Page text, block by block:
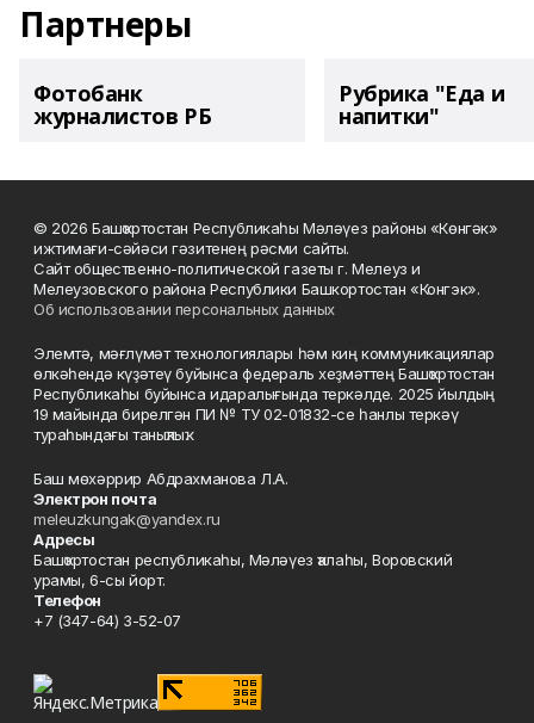
Партнеры
Фотобанк
журналистов РБ
Рубрика "Еда и
напитки"
© 2026 Башҡортостан Республикаһы Мәләүез районы «Көнгәк»
ижтимағи-сәйәси гәзитенең рәсми сайты.
Сайт общественно-политической газеты г. Мелеуз и
Мелеузовского района Республики Башкортостан «Конгэк».
Об использовании персональных данных
Элемтә, мәғлүмәт технологиялары һәм киң коммуникациялар
өлкәһендә күҙәтеү буйынса федераль хеҙмәттең Башҡортостан
Республикаһы буйынса идаралығында теркәлде. 2025 йылдың
19 майында бирелгән ПИ № ТУ 02-01832-се һанлы теркәү
тураһындағы таныҡлыҡ.
Баш мөхәррир Абдрахманова Л.А.
Электрон почта
meleuzkungak@yandex.ru
Адресы
Башҡортостан республикаһы, Мәләүез ҡалаһы, Воровский
урамы, 6-сы йорт.
Телефон
+7 (347-64) 3-52-07